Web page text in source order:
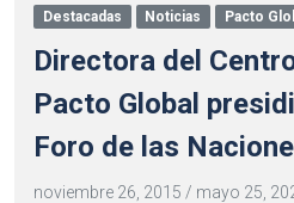
Destacadas Noticias Pacto
Directora del
Pacto Global
Foro de las
noviembre 26, 2015 / mayo 25,